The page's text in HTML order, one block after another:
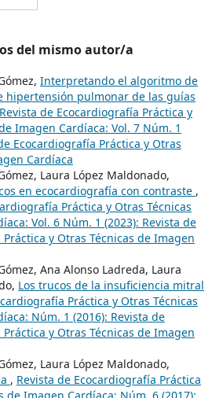
del mismo autor/a
Interpretando el algoritmo de
hipertensión pulmonar de las guías
Revista de Ecocardiografía Práctica y
Imagen Cardíaca: Vol. 7 Núm. 1
Ecocardiografía Práctica y Otras
Cardíaca
Laura López Maldonado,
en ecocardiografía con contraste ,
Práctica y Otras Técnicas
Vol. 6 Núm. 1 (2023): Revista de
y Otras Técnicas de Imagen
Ana Alonso Ladreda, Laura
Los trucos de la insuficiencia mitral
Práctica y Otras Técnicas
Núm. 1 (2016): Revista de
y Otras Técnicas de Imagen
Laura López Maldonado,
, Revista de Ecocardiografía Práctica